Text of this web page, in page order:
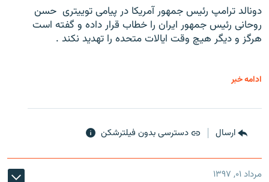
دونالد ترامپ رئیس جمهور آمریکا در پیامی توییتری ‌ حسن
روحانی رئیس جمهور ایران را خطاب قرار داده و گفته است
هرگز و دیگر هیچ وقت ایالات متحده را تهدید نکند .
ادامه خبر
ارسال دسترسی بدون فیلترشکن
مرداد ۰۱, ۱۳۹۷